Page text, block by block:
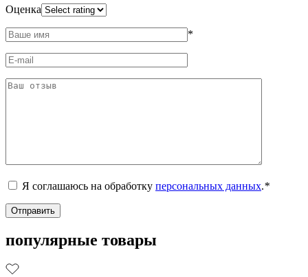
Оценка
*
Я соглашаюсь на обработку персональных данных.*
популярные товары